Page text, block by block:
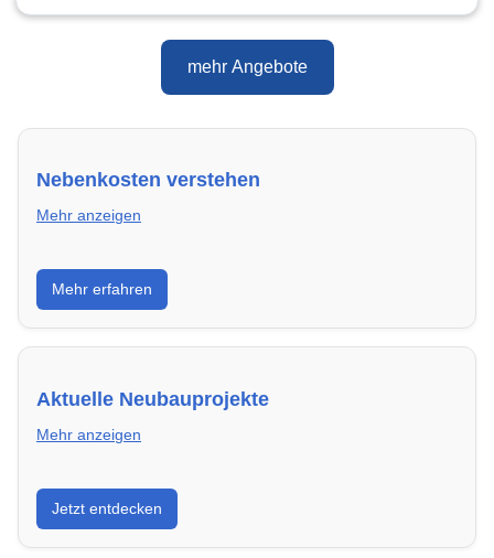
mehr Angebote
Nebenkosten verstehen
Mehr anzeigen
Erfahre, welche Nebenkosten rechtmäßig sind und
wie du deine monatliche Belastung optimieren
kannst.
Mehr erfahren
Aktuelle Neubauprojekte
Mehr anzeigen
Entdecke Neubauprojekte in Bergisch Gladbach –
modern, energieeffizient und sofort bezugsfertig.
Jetzt entdecken